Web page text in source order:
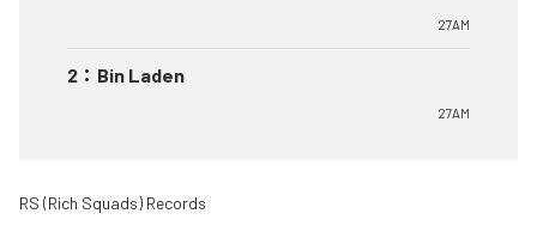
27AM
2 ： Bin Laden
27AM
RS (Rich Squads) Records